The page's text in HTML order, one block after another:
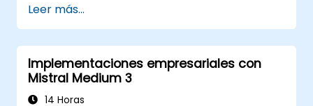
Leer más...
Implementaciones empresariales con
Mistral Medium 3
14 Horas